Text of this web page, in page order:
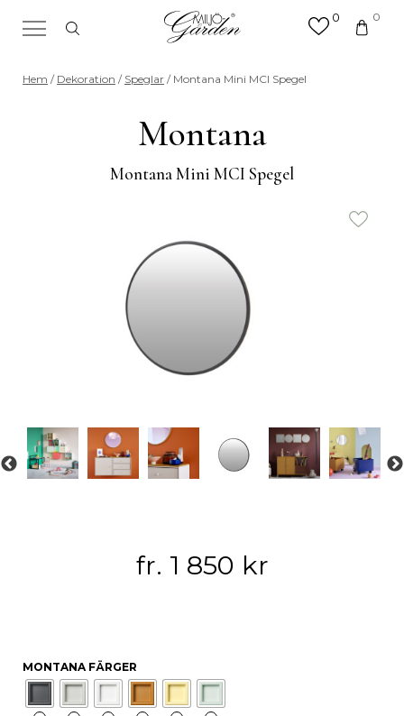
0 0
Sök efter valfri produkt eller
kategori
Hem / Dekoration / Speglar / Montana Mini MCI Spegel
Montana
Montana Mini MCI Spegel
fr. 1 850 kr
MONTANA FÄRGER